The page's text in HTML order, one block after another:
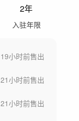
2年
入驻年限
19小时前售出
21小时前售出
21小时前售出